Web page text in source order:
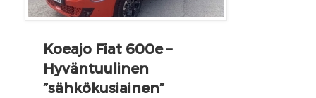
Koeajo Fiat 600e –
Hyväntuulinen
”sähkökusiainen”